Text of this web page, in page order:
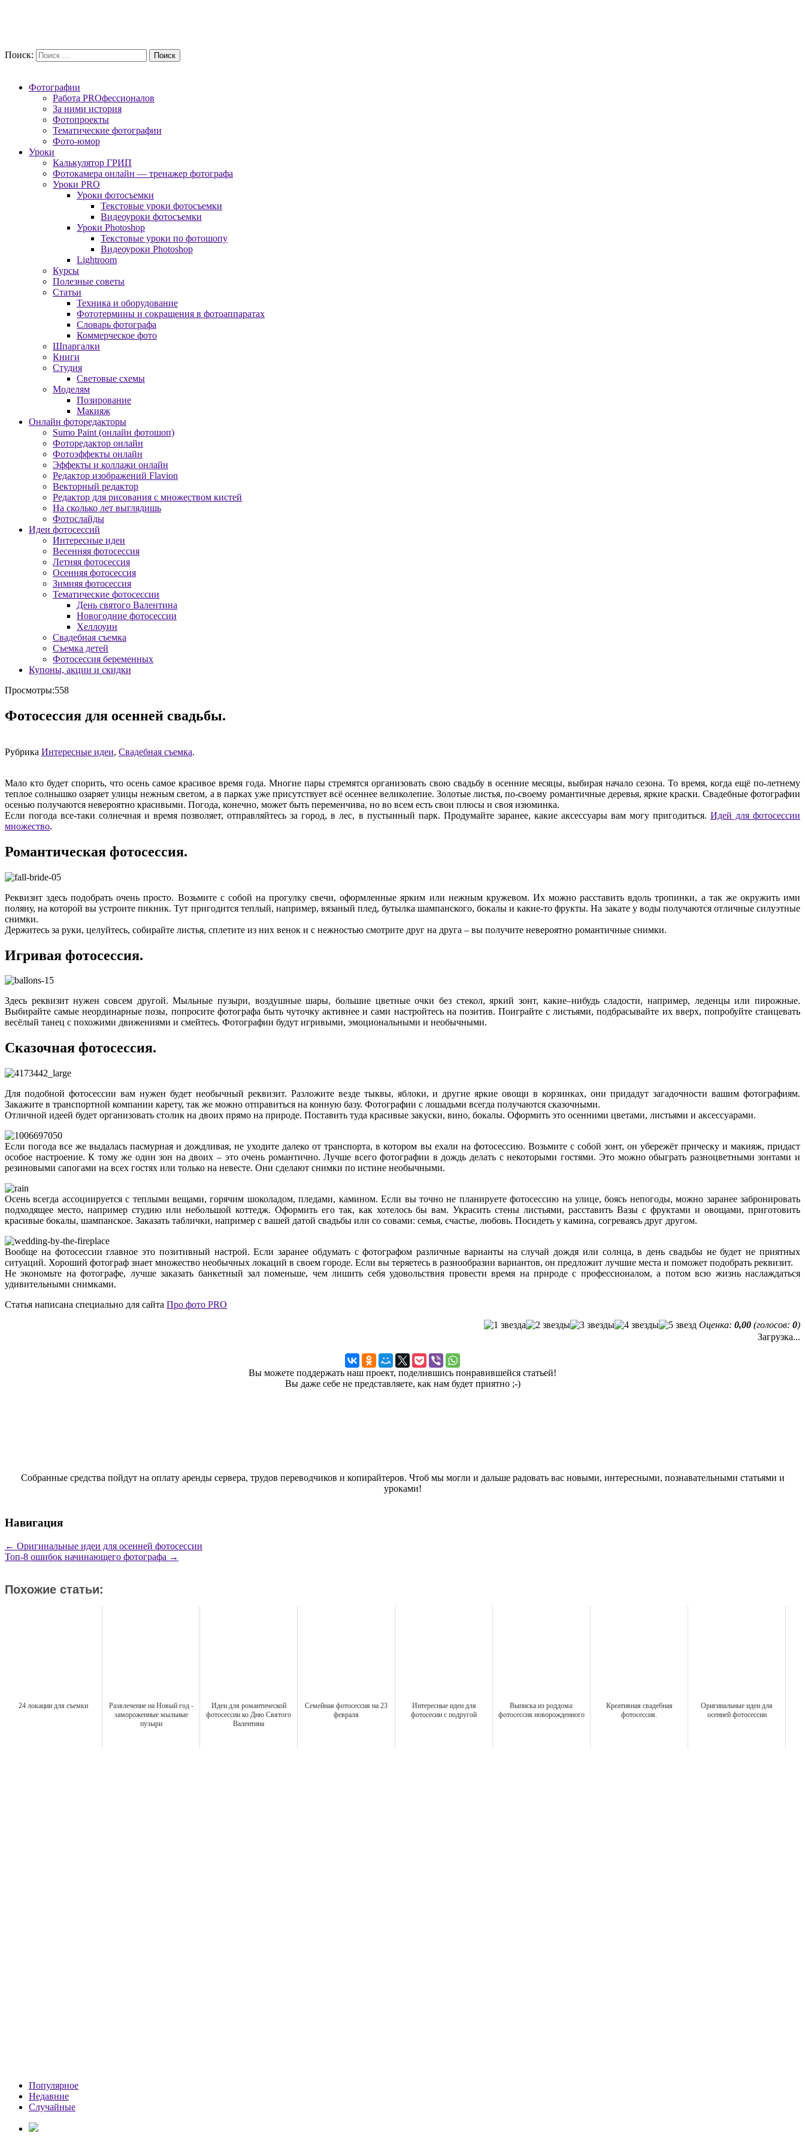
Поиск:
Фотографии
Работа PROфессионалов
За ними история
Фотопроекты
Тематические фотографии
Фото-юмор
Уроки
Калькулятор ГРИП
Фотокамера онлайн — тренажер фотографа
Уроки PRO
Уроки фотосъемки
Текстовые уроки фотосъемки
Видеоуроки фотосъемки
Уроки Photoshop
Текстовые уроки по фотошопу
Видеоуроки Photoshop
Lightroom
Курсы
Полезные советы
Статьи
Техника и оборудование
Фототермины и сокращения в фотоаппаратах
Словарь фотографа
Коммерческое фото
Шпаргалки
Книги
Студия
Световые схемы
Моделям
Позирование
Макияж
Онлайн фоторедакторы
Sumo Paint (онлайн фотошоп)
Фоторедактор онлайн
Фотоэффекты онлайн
Эффекты и коллажи онлайн
Редактор изображений Flavion
Векторный редактор
Редактор для рисования с множеством кистей
На сколько лет выглядишь
Фотослайды
Идеи фотосессий
Интересные идеи
Весенняя фотосессия
Летняя фотосессия
Осенняя фотосессия
Зимняя фотосессия
Тематические фотосессии
День святого Валентина
Новогодние фотосессии
Хеллоуин
Свадебная съемка
Съемка детей
Фотосессия беременных
Купоны, акции и скидки
Просмотры:558
Фотосессия для осенней свадьбы.
Рубрика Интересные идеи, Свадебная съемка.
Мало кто будет спорить, что осень самое красивое время года. Многие пары стремятся организовать свою свадьбу в осенние месяцы, выбирая начало сезона. То время, когда ещё по-летнему
теплое солнышко озаряет улицы нежным светом, а в парках уже присутствует всё осеннее великолепие. Золотые листья, по-своему романтичные деревья, яркие краски. Свадебные фотографии
осенью получаются невероятно красивыми. Погода, конечно, может быть переменчива, но во всем есть свои плюсы и своя изюминка.
Если погода все-таки солнечная и время позволяет, отправляйтесь за город, в лес, в пустынный парк. Продумайте заранее, какие аксессуары вам могу пригодиться. Идей для фотосессии
множество.
Романтическая фотосессия.
Реквизит здесь подобрать очень просто. Возьмите с собой на прогулку свечи, оформленные ярким или нежным кружевом. Их можно расставить вдоль тропинки, а так же окружить ими
поляну, на которой вы устроите пикник. Тут пригодится теплый, например, вязаный плед, бутылка шампанского, бокалы и какие-то фрукты. На закате у воды получаются отличные силуэтные
снимки.
Держитесь за руки, целуйтесь, собирайте листья, сплетите из них венок и с нежностью смотрите друг на друга – вы получите невероятно романтичные снимки.
Игривая фотосессия.
Здесь реквизит нужен совсем другой. Мыльные пузыри, воздушные шары, большие цветные очки без стекол, яркий зонт, какие–нибудь сладости, например, леденцы или пирожные.
Выбирайте самые неординарные позы, попросите фотографа быть чуточку активнее и сами настройтесь на позитив. Поиграйте с листьями, подбрасывайте их вверх, попробуйте станцевать
весёлый танец с похожими движениями и смейтесь. Фотографии будут игривыми, эмоциональными и необычными.
Сказочная фотосессия.
Для подобной фотосессии вам нужен будет необычный реквизит. Разложите везде тыквы, яблоки, и другие яркие овощи в корзинках, они придадут загадочности вашим фотографиям.
Закажите в транспортной компании карету, так же можно отправиться на конную базу. Фотографии с лошадьми всегда получаются сказочными.
Отличной идеей будет организовать столик на двоих прямо на природе. Поставить туда красивые закуски, вино, бокалы. Оформить это осенними цветами, листьями и аксессуарами.
Если погода все же выдалась пасмурная и дождливая, не уходите далеко от транспорта, в котором вы ехали на фотосессию. Возьмите с собой зонт, он убережёт прическу и макияж, придаст
особое настроение. К тому же один зон на двоих – это очень романтично. Лучше всего фотографии в дождь делать с некоторыми гостями. Это можно обыграть разноцветными зонтами и
резиновыми сапогами на всех гостях или только на невесте. Они сделают снимки по истине необычными.
Осень всегда ассоциируется с теплыми вещами, горячим шоколадом, пледами, камином. Если вы точно не планируете фотосессию на улице, боясь непогоды, можно заранее забронировать
подходящее место, например студию или небольшой коттедж. Оформить его так, как хотелось бы вам. Украсить стены листьями, расставить Вазы с фруктами и овощами, приготовить
красивые бокалы, шампанское. Заказать таблички, например с вашей датой свадьбы или со совами: семья, счастье, любовь. Посидеть у камина, согреваясь друг другом.
Вообще на фотосессии главное это позитивный настрой. Если заранее обдумать с фотографом различные варианты на случай дождя или солнца, в день свадьбы не будет не приятных
ситуаций. Хороший фотограф знает множество необычных локаций в своем городе. Если вы теряетесь в разнообразии вариантов, он предложит лучшие места и поможет подобрать реквизит.
Не экономьте на фотографе, лучше заказать банкетный зал поменьше, чем лишить себя удовольствия провести время на природе с профессионалом, а потом всю жизнь наслаждаться
удивительными снимками.
Статья написана специально для сайта Про фото PRO
Оценка: 0,00 (голосов: 0)
Загрузка...
Вы можете поддержать наш проект, поделившись понравившейся статьей!
Вы даже себе не представляете, как нам будет приятно ;-)
Собранные средства пойдут на оплату аренды сервера, трудов переводчиков и копирайтеров. Чтоб мы могли и дальше радовать вас новыми, интересными, познавательными статьями и
уроками!
Навигация
← Оригинальные идеи для осенней фотосессии
Топ-8 ошибок начинающего фотографа →
Похожие статьи:
24 локации для съемки
Развлечение на Новый год -
замороженные мыльные
пузыри
Идеи для романтической
фотосессии ко Дню Святого
Валентина
Семейная фотосессия на 23
февраля
Интересные идеи для
фотосесии с подругой
Выписка из роддома:
фотосессия новорожденного
Креативная свадебная
фотосессия.
Оригинальные идеи для
осенней фотосессии
Популярное
Недавние
Случайные